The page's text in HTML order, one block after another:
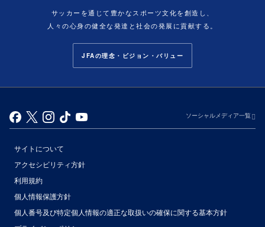
サッカーを通じて豊かなスポーツ文化を創造し、
人々の心身の健全な発達と社会の発展に貢献する。
JFAの理念・ビジョン・バリュー
ソーシャルメディア一覧
サイトについて
アクセシビリティ方針
利用規約
個人情報保護方針
個人番号及び特定個人情報の適正な取扱いの確保に関する基本方針